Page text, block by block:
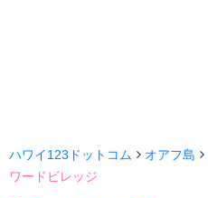
ハワイ123ドットコム オアフ島
ワードビレッジ